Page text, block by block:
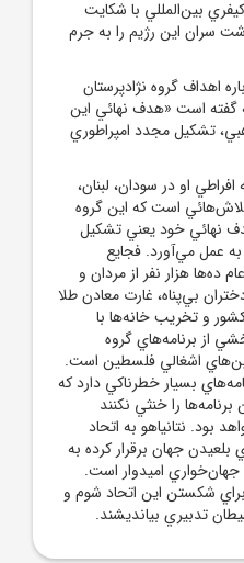
بين‌المللي با شکايت
سران اين رژيم را به جرم
اهداف گروه نژادپرستان
گفته است «هدف نهائي اين
تشکيل مجدد امپراطوري
او در سودان، لبنان،
است که اين گروه
نهائي خود يعني تشکيل
عمل مي‌آورد. فجايع
ده‌ها هزار نفر از مردان و
بي‌پناه، غارت معادن طلا
و تخريب خانه‌ها با
از برنامه‌هاي گروه
اشغالي فلسطين است.
بسيار خطرناکي دارد که
را خنثي نکنند
بود. نتانياهو به اتحاد
بلعيدن جهان برقرار کرده به
جهان‌خواري اميدوار است.
شکستن اين اتحاد شوم و
تدبيري بيانديشند.